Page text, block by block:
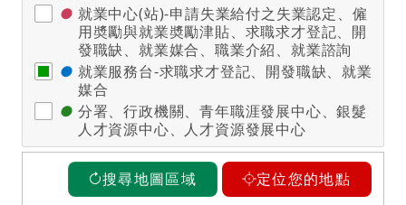
● 就業中心(站)-申請失業給付之失業認定、僱
用奬勵與就業奬勵津貼、求職求才登記、開
發職缺、就業媒合、職業介紹、就業諮詢
● 就業服務台-求職求才登記、開發職缺、就業
媒合
● 分署、行政機關、青年職涯發展中心、銀髮
人才資源中心、人才資源發展中心
搜尋地圖區域 定位您的地點